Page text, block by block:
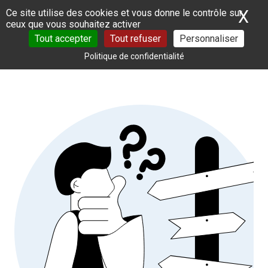
Panneau de gestion des cookies
Ce site utilise des cookies et vous donne le contrôle sur
ceux que vous souhaitez activer
Tout accepter
Tout refuser Personnaliser
Politique de confidentialité
X